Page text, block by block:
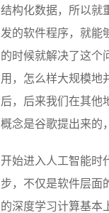
结构化数据，所以就
发的软件程序，就能
的时候就解决了这个
用，怎么样大规模地
后，后来我们在其他
概念是谷歌提出来的
开始进入人工智能时
步，不仅是软件层面
的深度学习计算基本